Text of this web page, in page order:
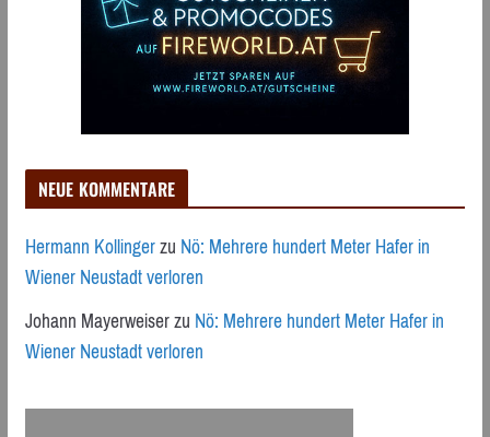
NEUE KOMMENTARE
Hermann KollingerzuNö: Mehrere hundert Meter Hafer in
Wiener Neustadt verloren
Johann MayerweiserzuNö: Mehrere hundert Meter Hafer in
Wiener Neustadt verloren